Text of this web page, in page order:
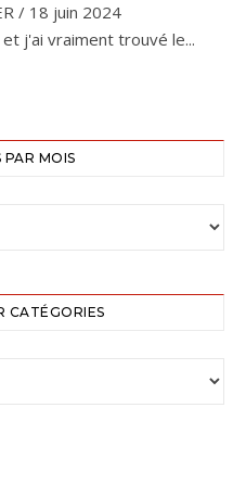
/ 18 juin 2024
j'ai vraiment trouvé le...
PAR MOIS
CATÉGORIES